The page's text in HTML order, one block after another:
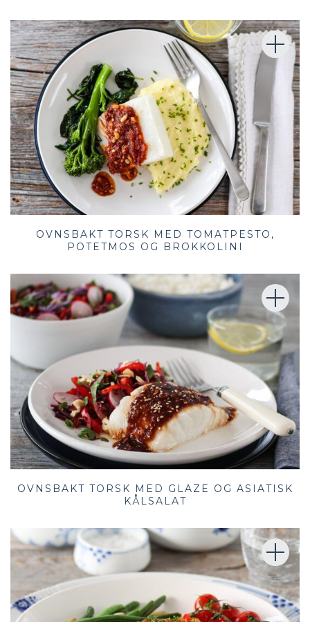
OVNSBAKT TORSK MED TOMATPESTO,
POTETMOS OG BROKKOLINI
OVNSBAKT TORSK MED GLAZE OG ASIATISK
KÅLSALAT